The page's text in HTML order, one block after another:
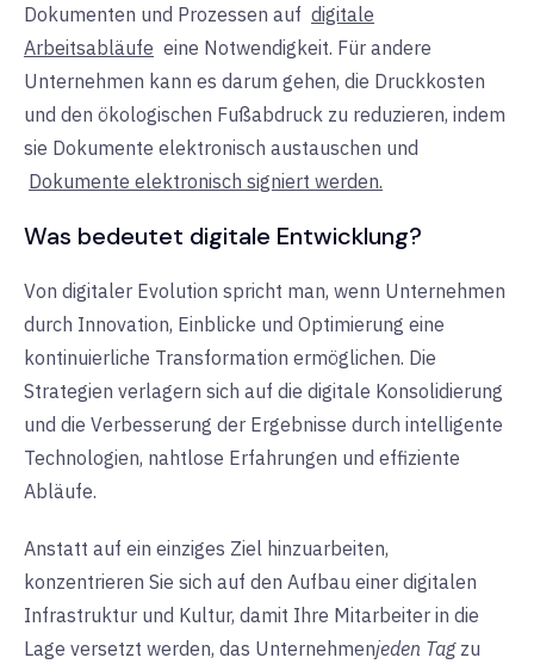
Dokumenten und Prozessen auf digitale
Arbeitsabläufe eine Notwendigkeit. Für andere
Unternehmen kann es darum gehen, die Druckkosten
und den ökologischen Fußabdruck zu reduzieren, indem
sie Dokumente elektronisch austauschen und
Dokumente elektronisch signiert werden.
Was bedeutet digitale Entwicklung?
Von digitaler Evolution spricht man, wenn Unternehmen
durch Innovation, Einblicke und Optimierung eine
kontinuierliche Transformation ermöglichen. Die
Strategien verlagern sich auf die digitale Konsolidierung
und die Verbesserung der Ergebnisse durch intelligente
Technologien, nahtlose Erfahrungen und effiziente
Abläufe.
Anstatt auf ein einziges Ziel hinzuarbeiten,
konzentrieren Sie sich auf den Aufbau einer digitalen
Infrastruktur und Kultur, damit Ihre Mitarbeiter in die
Lage versetzt werden, das Unternehmenjeden Tagzu